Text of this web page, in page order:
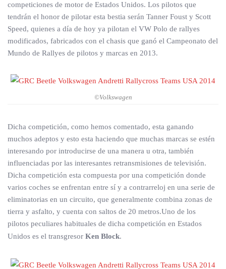
competiciones de motor de Estados Unidos. Los pilotos que
tendrán el honor de pilotar esta bestia serán Tanner Foust y Scott
Speed, quienes a día de hoy ya pilotan el VW Polo de rallyes
modificados, fabricados con el chasis que ganó el Campeonato del
Mundo de Rallyes de pilotos y marcas en 2013.
©Volkswagen
Dicha competición, como hemos comentado, esta ganando
muchos adeptos y esto esta haciendo que muchas marcas se estén
interesando por introducirse de una manera u otra, también
influenciadas por las interesantes retransmisiones de televisión.
Dicha competición esta compuesta por una competición donde
varios coches se enfrentan entre sí y a contrarreloj en una serie de
eliminatorias en un circuito, que generalmente combina zonas de
tierra y asfalto, y cuenta con saltos de 20 metros.Uno de los
pilotos peculiares habituales de dicha competición en Estados
Unidos es el transgresor Ken Block.